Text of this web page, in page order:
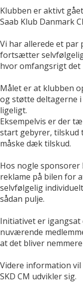
Klubben er aktivt
Saab Klub Danmark
Vi har allerede et
fortsætter
hvor omfangsrigt det
Målet er at klubben
og støtte deltagerne
ligeligt.
Eksempelvis er der
start gebyrer, tilskud
måske dæk tilskud.
Hos nogle
reklame på bilen for
selvfølgelig
sådan pulje.
Initiativet er
nuværende
at det bliver
Videre information
SKD CM udvikler sig.